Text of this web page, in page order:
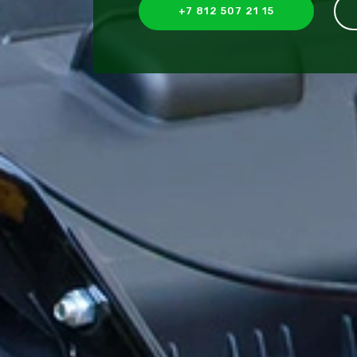
+7 812 507 21 15